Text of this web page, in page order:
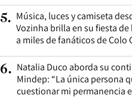
5. Música, luces y camiseta
Vozinha brilla en su fiesta
a miles de fanáticos de Colo
6. Natalia Duco aborda su
Mindep: “La única persona
cuestionar mi permanencia